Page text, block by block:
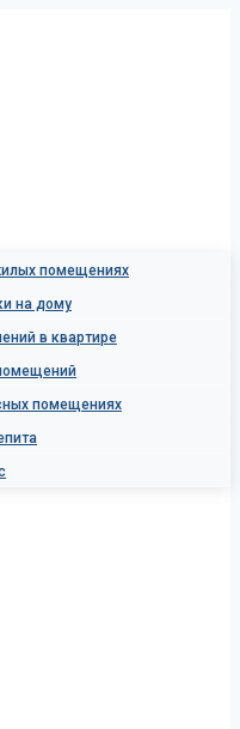
помещениях
на дому
в квартире
помещениях